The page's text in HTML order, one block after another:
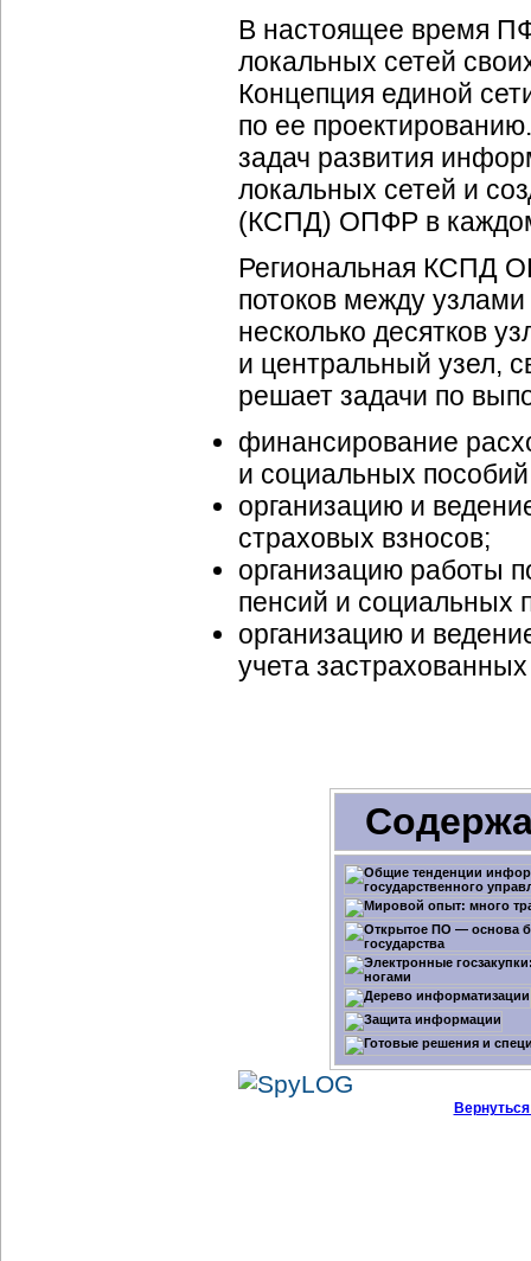
В настоящее время
локальных сетей
Концепция единой
по ее
задач развития
локальных сетей и
(КСПД) ОПФР в
Региональная КСПД
потоков между
несколько десятков
и центральный узел,
решает задачи по
финансирование
и социальных
организацию и
страховых взносов;
организацию работы
пенсий и социальных
организацию и
учета